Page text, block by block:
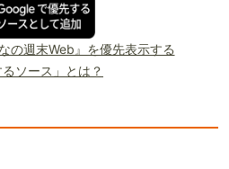
の週末Web』を優先表示する
るソース」とは？